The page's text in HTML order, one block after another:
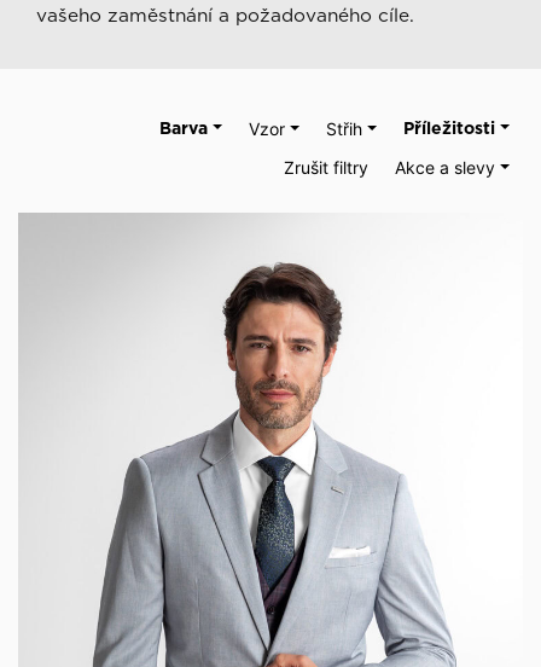
vašeho zaměstnání a požadovaného cíle.
Příležitosti
Střih
Vzor
Barva
Akce a slevy
Zrušit filtry